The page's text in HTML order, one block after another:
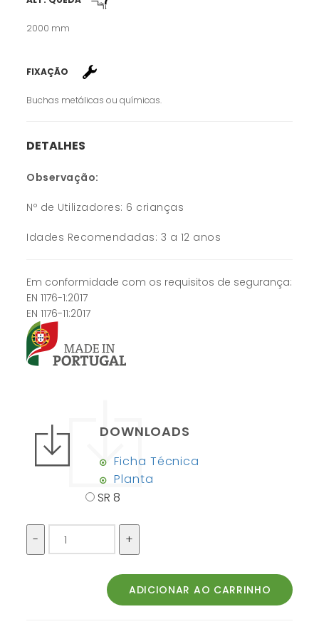
2000 mm
FIXAÇÃO
Buchas metálicas ou químicas.
DETALHES
Observação:
Nº de Utilizadores: 6 crianças
Idades Recomendadas: 3 a 12 anos
Em conformidade com os requisitos de segurança:
EN 1176-1:2017
EN 1176-11:2017
DOWNLOADS
Ficha Técnica
Planta
SR 8